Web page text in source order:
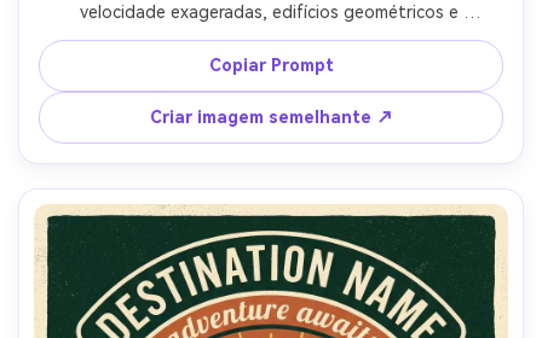
velocidade exageradas, edifícios geométricos e
sinalização, diagonais fortes, paleta limitada de azul
marinho, laranja e osso, textura serigrafia e sobreposição
de tinta visível, área de manchete condensada em negrito
no topo com detalhes menores da rota na parte inferior,
vibração de pôster de corrida vintage esportivo, lente de
85mm, profundidade de campo rasa, iluminação
cinematográfica suave-AR 4:5
Copiar Prompt
Criar imagem semelhante ↗